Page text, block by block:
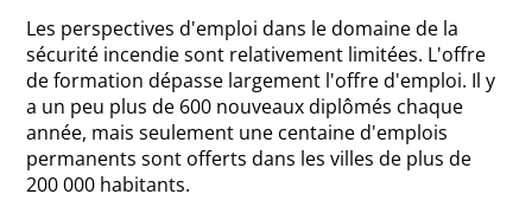
Les perspectives d'emploi dans le domaine de la
sécurité incendie sont relativement limitées. L'offre
de formation dépasse largement l'offre d'emploi. Il y
a un peu plus de 600 nouveaux diplômés chaque
année, mais seulement une centaine d'emplois
permanents sont offerts dans les villes de plus de
200 000 habitants.